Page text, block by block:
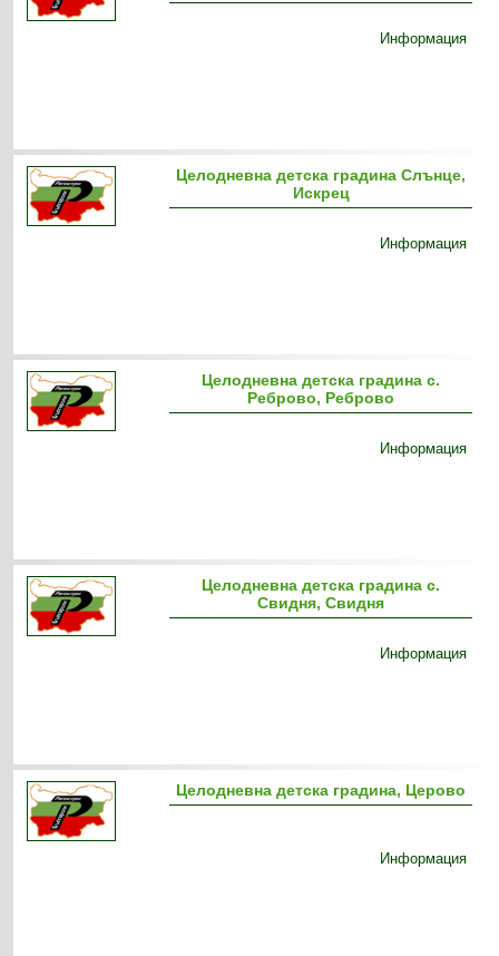
Информация
Целодневна детска градина Слънце,
Искрец
Информация
Целодневна детска градина с.
Реброво, Реброво
Информация
Целодневна детска градина с.
Свидня, Свидня
Информация
Целодневна детска градина, Церово
Информация